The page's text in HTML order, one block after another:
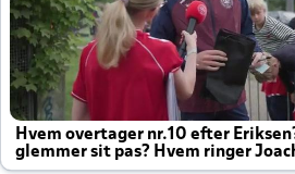
Hvem overtager nr.10 efter
glemmer sit pas? Hvem ringer
altid til efter kampe?